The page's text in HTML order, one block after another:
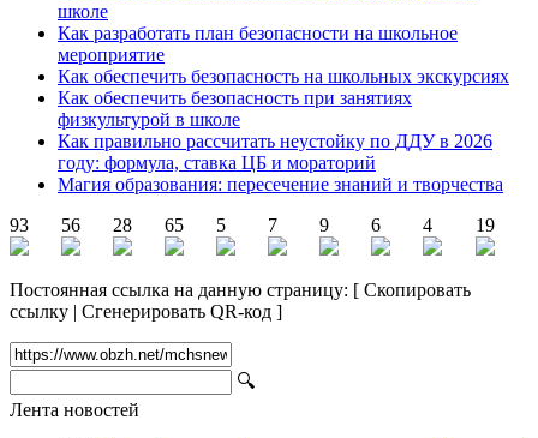
школе
Как разработать план безопасности на школьное
мероприятие
Как обеспечить безопасность на школьных экскурсиях
Как обеспечить безопасность при занятиях
физкультурой в школе
Как правильно рассчитать неустойку по ДДУ в 2026
году: формула, ставка ЦБ и мораторий
Магия образования: пересечение знаний и творчества
93
56 28 65 5 7 9 6 4 19
Постоянная ссылка на данную страницу: [ Скопировать
ссылку | Сгенерировать QR-код ]
🔍
Лента новостей